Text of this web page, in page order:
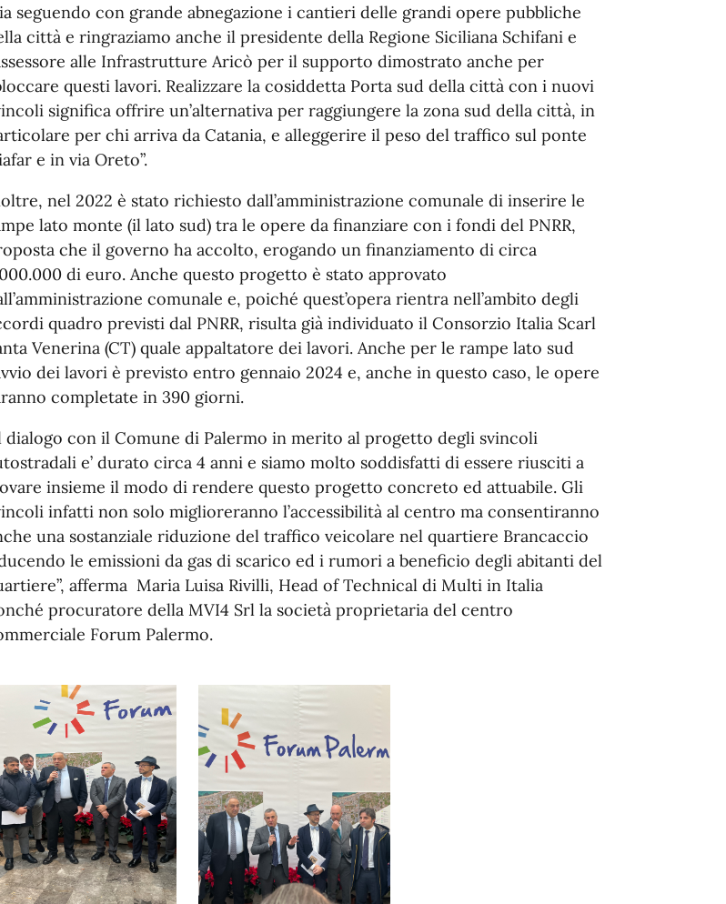
seguendo con grande abnegazione i cantieri delle grandi opere pubbliche
città e ringraziamo anche il presidente della Regione Siciliana Schifani e
alle Infrastrutture Aricò per il supporto dimostrato anche per
questi lavori. Realizzare la cosiddetta Porta sud della città con i nuovi
significa offrire un’alternativa per raggiungere la zona sud della città, in
per chi arriva da Catania, e alleggerire il peso del traffico sul ponte
e in via Oreto”.
nel 2022 è stato richiesto dall’amministrazione comunale di inserire le
lato monte (il lato sud) tra le opere da finanziare con i fondi del PNRR,
che il governo ha accolto, erogando un finanziamento di circa
di euro. Anche questo progetto è stato approvato
comunale e, poiché quest’opera rientra nell’ambito degli
quadro previsti dal PNRR, risulta già individuato il Consorzio Italia Scarl
Venerina (CT) quale appaltatore dei lavori. Anche per le rampe lato sud
dei lavori è previsto entro gennaio 2024 e, anche in questo caso, le opere
completate in 390 giorni.
dialogo con il Comune di Palermo in merito al progetto degli svincoli
e’ durato circa 4 anni e siamo molto soddisfatti di essere riusciti a
insieme il modo di rendere questo progetto concreto ed attuabile. Gli
infatti non solo miglioreranno l’accessibilità al centro ma consentiranno
una sostanziale riduzione del traffico veicolare nel quartiere Brancaccio
le emissioni da gas di scarico ed i rumori a beneficio degli abitanti del
afferma Maria Luisa Rivilli, Head of Technical di Multi in Italia
procuratore della MVI4 Srl la società proprietaria del centro
Forum Palermo.